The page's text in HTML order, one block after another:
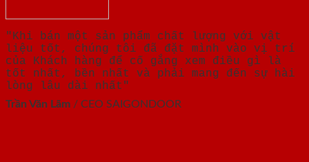
"Khi bán một sản phẩm chất lượng với vật
liệu tốt, chúng tôi đã đặt mình vào vị trí
của Khách hàng để cố gắng xem điều gì là
tốt nhất, bền nhất và phải mang đến sự hài
lòng lâu dài nhất"
Trần Văn Lãm / CEO SAIGONDOOR